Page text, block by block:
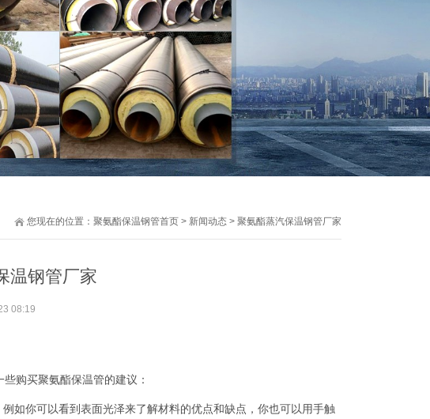
您现在的位置： 聚氨酯保温钢管首页 > 新闻动态 > 聚氨酯蒸汽保温钢管厂家
温钢管厂家
08:19
购买聚氨酯保温管的建议：
如你可以看到表面光泽来了解材料的优点和缺点，你也可以用手触